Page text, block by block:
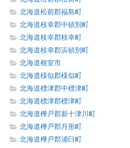
北海道松前郡福島町
北海道枝幸郡中頓別町
北海道枝幸郡枝幸町
北海道枝幸郡浜頓別町
北海道根室市
北海道様似郡様似町
北海道標津郡中標津町
北海道標津郡標津町
北海道樺戸郡新十津川町
北海道樺戸郡月形町
北海道樺戸郡浦臼町